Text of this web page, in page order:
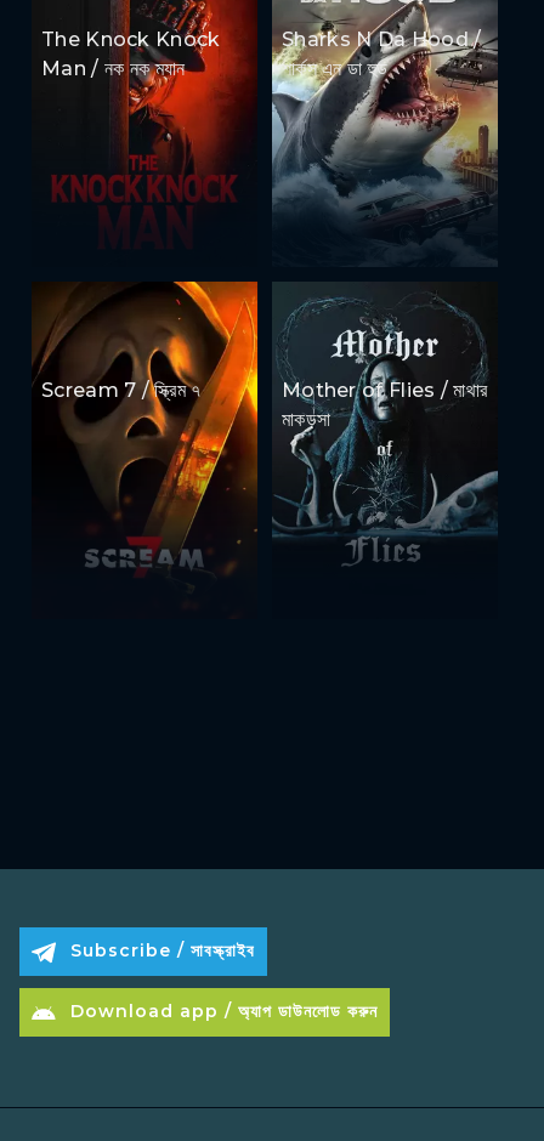
The Knock Knock
Man / নক নক ম্যান
Sharks N Da Hood /
শার্কস এন ডা হুড
Scream 7 / স্ক্রিম ৭
Mother of Flies / মাথার
মাকড়সা
Subscribe / সাবস্ক্রাইব
Download app / অ্যাপ ডাউনলোড করুন